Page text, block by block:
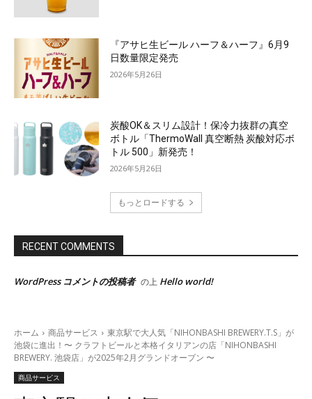
『アサヒ生ビール ハーフ＆ハーフ』6月9
日数量限定発売
2026年5月26日
炭酸OK＆スリム設計！保冷力抜群の真空
ボトル「ThermoWall 真空断熱 炭酸対応ボ
トル 500」新発売！
2026年5月26日
もっとロードする
RECENT COMMENTS
WordPress コメントの投稿者 の上 Hello world!